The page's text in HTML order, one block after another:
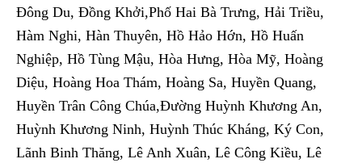
Đông Du, Đồng Khởi,Phố Hai Bà Trưng, Hải Triều,
Hàm Nghi, Hàn Thuyên, Hồ Hảo Hớn, Hồ Huấn
Nghiệp, Hồ Tùng Mậu, Hòa Hưng, Hòa Mỹ, Hoàng
Diệu, Hoàng Hoa Thám, Hoàng Sa, Huyền Quang,
Huyền Trân Công Chúa,Đường Huỳnh Khương An,
Huỳnh Khương Ninh, Huỳnh Thúc Kháng, Ký Con,
Lãnh Binh Thăng, Lê Anh Xuân, Lê Công Kiều, Lê